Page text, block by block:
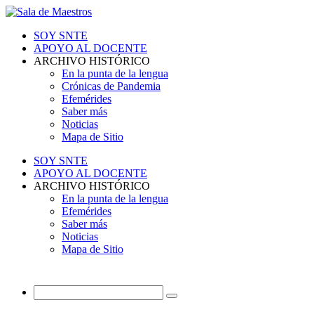
SOY SNTE
APOYO AL DOCENTE
ARCHIVO HISTÓRICO
En la punta de la lengua
Crónicas de Pandemia
Efemérides
Saber más
Noticias
Mapa de Sitio
SOY SNTE
APOYO AL DOCENTE
ARCHIVO HISTÓRICO
En la punta de la lengua
Efemérides
Saber más
Noticias
Mapa de Sitio